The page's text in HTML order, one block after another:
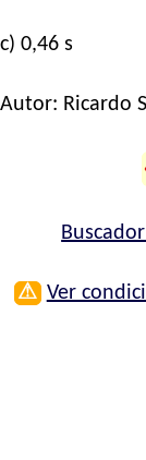
c) 0,46 s
Autor: Ricardo
⚠ Ver